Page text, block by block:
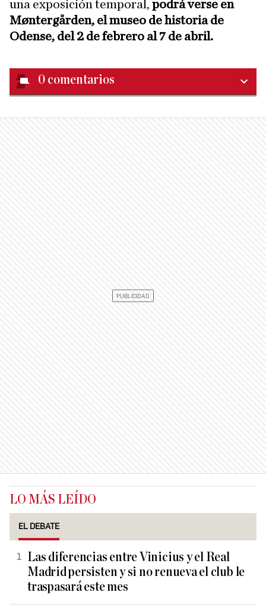
una exposición temporal, podrá verse en
Møntergården, el museo de historia de
Odense, del 2 de febrero al 7 de abril.
0 comentarios
LO MÁS LEÍDO
EL DEBATE
Las diferencias entre Vinicius y el Real
Madrid persisten y si no renueva el club le
traspasará este mes